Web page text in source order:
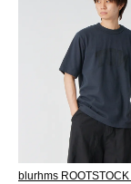
blurhms